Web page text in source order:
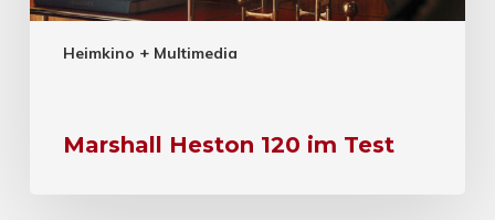
Heimkino + Multimedia
Marshall Heston 120 im Test